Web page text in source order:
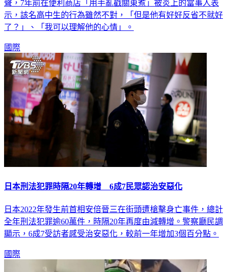
聲，7年前在便利商店「用手亂戳關東煮」被炎上的當事人表
示，該名高中生的行為雖然不對，「但是他有好好反省不就好
了？」、「我可以理解他的心情」。
國際
日本刑法犯罪時隔20年轉增 6成7民眾認治安惡化
日本2022年發生前首相安倍晉三在街頭遭槍擊身亡事件，總計
全年刑法犯罪逾60萬件，時隔20年再度由減轉增。警察廳民調
顯示，6成7受訪者感受治安惡化，較前一年增加3個百分點。
國際